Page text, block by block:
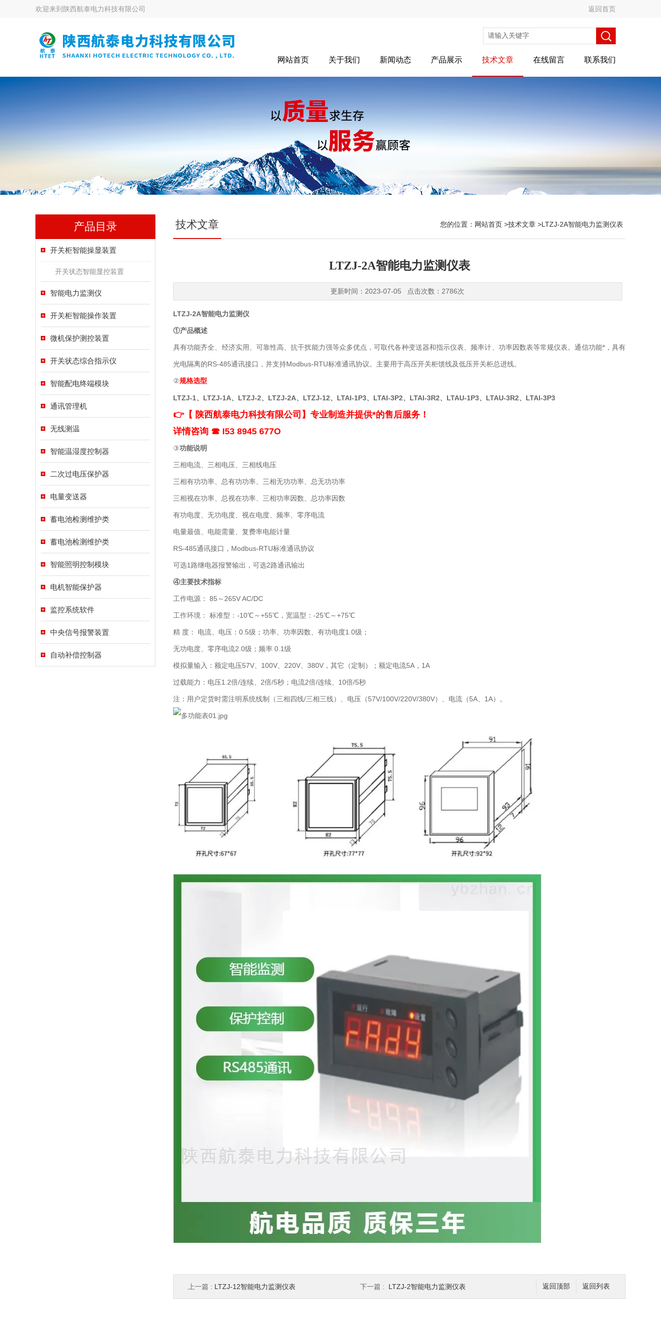
欢迎来到 陕西航泰电力科技有限公司 返回首页
网站首页 关于我们 新闻动态 产品展示 技术文章 在线留言 联系我们
产品目录
开关柜智能操显装置
开关状态智能显控装置
智能电力监测仪
开关柜智能操作装置
微机保护测控装置
开关状态综合指示仪
智能配电终端模块
通讯管理机
无线测温
智能温湿度控制器
二次过电压保护器
电量变送器
蓄电池检测维护类
蓄电池检测维护类
智能照明控制模块
电机智能保护器
监控系统软件
中央信号报警装置
自动补偿控制器
技术文章 您的位置： 网站首页 >技术文章 >LTZJ-2A智能电力监测仪表
LTZJ-2A智能电力监测仪表
更新时间：2023-07-05 点击次数：2786次
LTZJ-2A智能电力监测仪
①产品概述
具有功能齐全、经济实用、可靠性高、抗干扰能力强等众多优点，可取代各种变送器和指示仪表、频率计、功率因数表等常规仪表。通信功能*，具有
光电隔离的RS-485通讯接口，并支持Modbus-RTU标准通讯协议。主要用于高压开关柜馈线及低压开关柜总进线。
②规格选型
LTZJ-1、LTZJ-1A、LTZJ-2、LTZJ-2A、LTZJ-12、LTAI-1P3、 LTAI-3P2、LTAI-3R2、 LTAU-1P3、 LTAU-3R2、 LTAI-3P3
👉【 陕西航泰电力科技有限公司】专业制造并提供*的售后服务！
详情咨询 ☎ I53 8945 677O
③功能说明
三相电流、三相电压、三相线电压
三相有功功率、总有功功率、三相无功功率、总无功功率
三相视在功率、总视在功率、三相功率因数、总功率因数
有功电度、无功电度、视在电度、频率、零序电流
电量最值、电能需量、复费率电能计量
RS-485通讯接口，Modbus-RTU标准通讯协议
可选1路继电器报警输出，可选2路通讯输出
④主要技术指标
工作电源： 85～265V AC/DC
工作环境： 标准型：-10℃～+55℃，宽温型：-25℃～+75℃
精 度： 电流、电压：0.5级；功率、功率因数、有功电度1.0级；
无功电度、零序电流2.0级；频率 0.1级
模拟量输入：额定电压57V、100V、220V、380V，其它（定制）；额定电流5A，1A
过载能力：电压1.2倍/连续、2倍/5秒；电流2倍/连续、10倍/5秒
注：用户定货时需注明系统线制（三相四线/三相三线）、电压（57V/100V/220V/380V）、电流（5A、1A）。
返回列表
返回顶部
上一篇 : LTZJ-12智能电力监测仪表 下一篇 : LTZJ-2智能电力监测仪表